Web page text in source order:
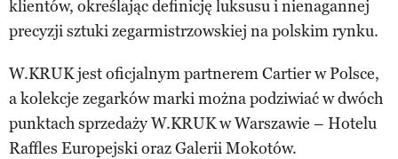
klientów, określając definicję luksusu i nienagannej
precyzji sztuki zegarmistrzowskiej na polskim rynku.
W.KRUK jest oficjalnym partnerem Cartier w Polsce,
a kolekcje zegarków marki można podziwiać w dwóch
punktach sprzedaży W.KRUK w Warszawie – Hotelu
Raffles Europejski oraz Galerii Mokotów.